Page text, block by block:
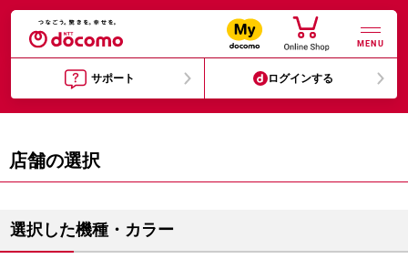
MENU
サポート ログインする
店舗の選択
選択した機種・カラー